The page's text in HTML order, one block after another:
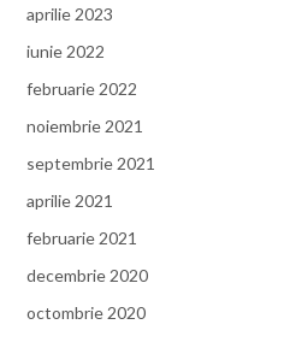
aprilie 2023
iunie 2022
februarie 2022
noiembrie 2021
septembrie 2021
aprilie 2021
februarie 2021
decembrie 2020
octombrie 2020